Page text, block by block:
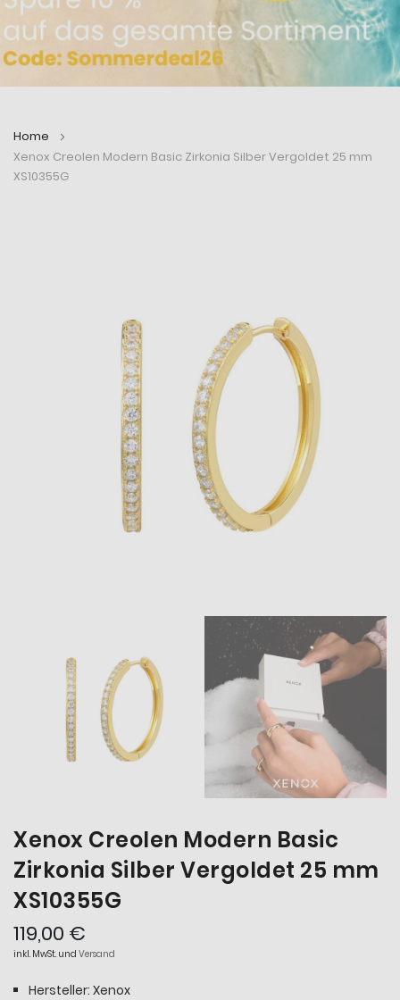
Home
Xenox Creolen Modern Basic Zirkonia Silber Vergoldet 25 mm
XS10355G
Xenox Creolen Modern Basic
Zirkonia Silber Vergoldet 25 mm
XS10355G
119,00 €
inkl. MwSt. und Versand
Hersteller: Xenox